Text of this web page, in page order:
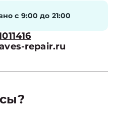
с 9:00 до 21:00
repair.ru